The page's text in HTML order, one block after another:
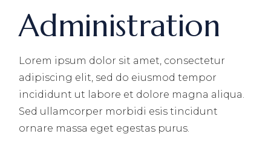
Administration
Lorem ipsum dolor sit amet, consectetur
adipiscing elit, sed do eiusmod tempor
incididunt ut labore et dolore magna aliqua.
Sed ullamcorper morbidi esis tincidunt
ornare massa eget egestas purus.